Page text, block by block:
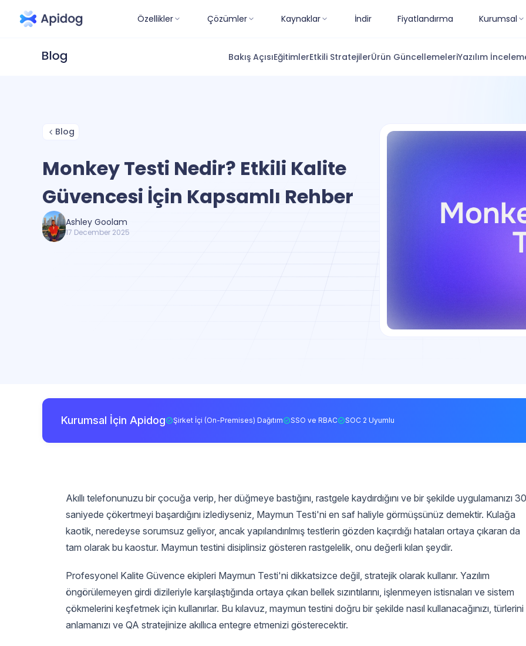
Özellikler Çözümler Kaynaklar İndir Fiyatlandırma Kurumsal
Bakış AçısıEğitimlerEtkili StratejilerÜrün GüncellemeleriYazılım
Blog
Monkey Testi Nedir? Etkili Kalite
Güvencesi İçin Kapsamlı Rehber
Ashley Goolam
17 December 2025
Kurumsal İçin Apidog Şirket İçi (On-Premises) Dağıtım SSO ve RBAC SOC 2 Uyumlu
Akıllı telefonunuzu bir çocuğa verip, her düğmeye bastığını, rastgele kaydırdığını ve bir şekilde uygulamanızı 30
saniyede çökertmeyi başardığını izlediyseniz, Maymun Testi'ni en saf haliyle görmüşsünüz demektir. Kulağa
kaotik, neredeyse sorumsuz geliyor, ancak yapılandırılmış testlerin gözden kaçırdığı hataları ortaya çıkaran da
tam olarak bu kaostur. Maymun testini disiplinsiz gösteren rastgelelik, onu değerli kılan şeydir.
Profesyonel Kalite Güvence ekipleri Maymun Testi'ni dikkatsizce değil, stratejik olarak kullanır. Yazılım
öngörülemeyen girdi dizileriyle karşılaştığında ortaya çıkan bellek sızıntılarını, işlenmeyen istisnaları ve sistem
çökmelerini keşfetmek için kullanırlar. Bu kılavuz, maymun testini doğru bir şekilde nasıl kullanacağınızı, türlerini
anlamanızı ve QA stratejinize akıllıca entegre etmenizi gösterecektir.